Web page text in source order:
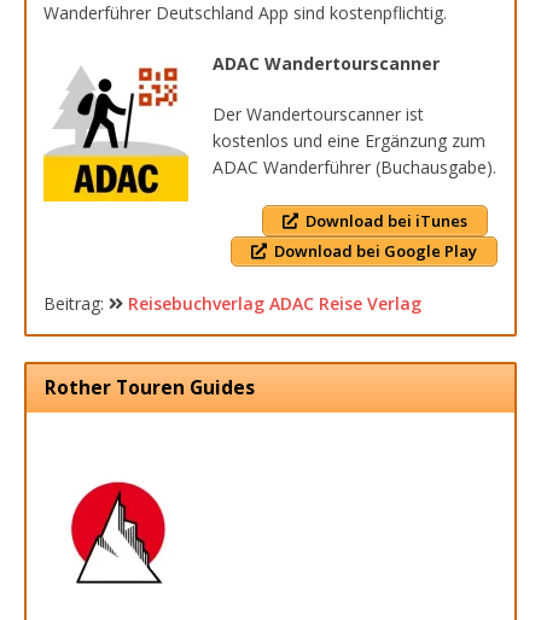
Wanderführer Deutschland App sind kostenpflichtig.
ADAC Wandertourscanner
Der Wandertourscanner ist
kostenlos und eine Ergänzung zum
ADAC Wanderführer (Buchausgabe).
Download bei iTunes
Download bei Google Play
Beitrag: Reisebuchverlag ADAC Reise Verlag
Rother Touren Guides